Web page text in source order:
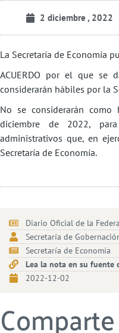
2 diciembre , 2022
La Secretaría de Economía
ACUERDO por el que se
considerarán hábiles por la
No se considerarán
diciembre de 2022,
administrativos que, en
Secretaría de Economía.
Diario Oficial de la
Secretaría de
Secretaría de Economía
Lea la nota en su fuente
2022-12-02